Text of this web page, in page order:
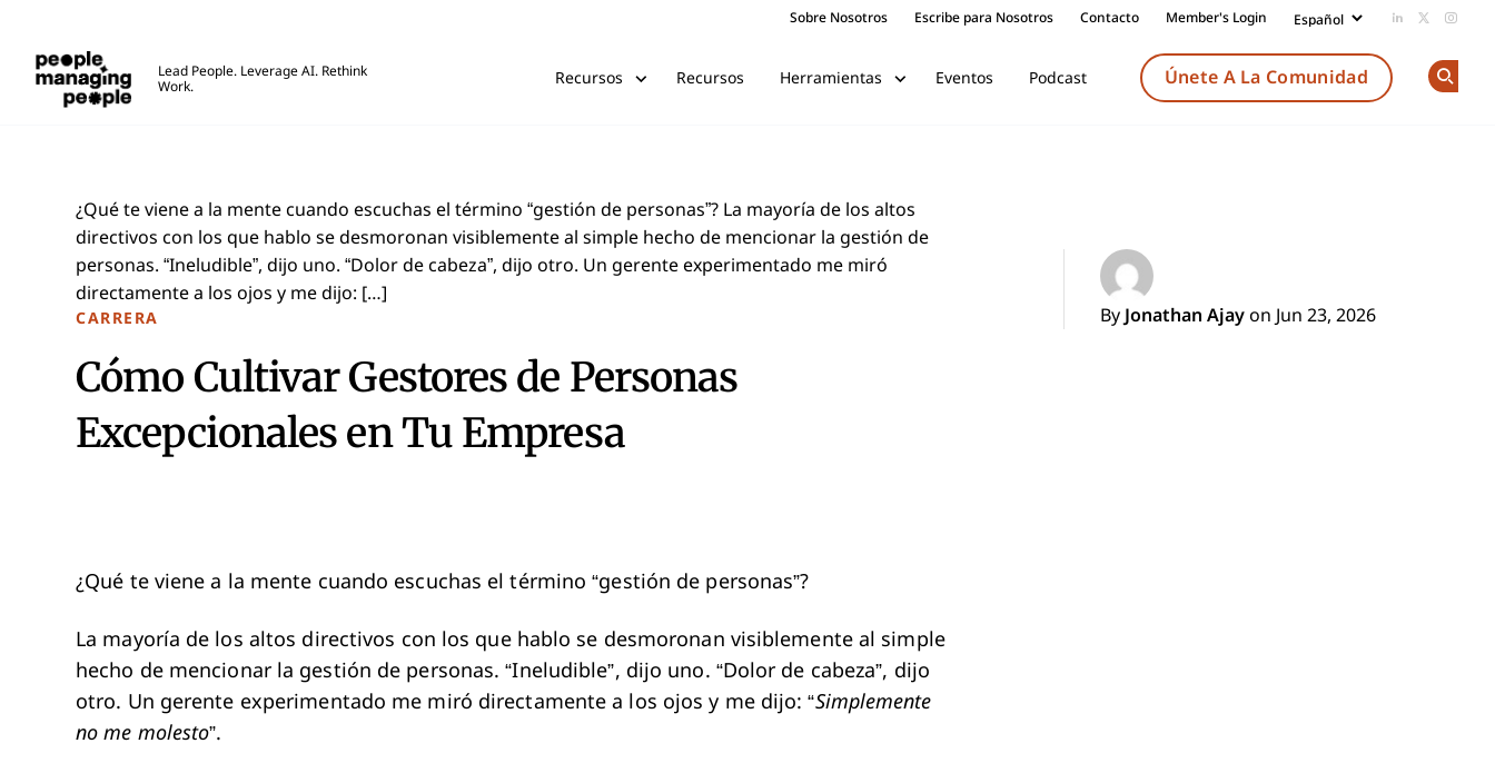
Sobre Nosotros Escribe para Nosotros Contacto Member's Login Add us on
Follow
Lead People. Leverage AI. Rethink
Work.
Recursos Recursos Herramientas Eventos Podcast Únete A La Comunidad
CARRERA
Cómo Cultivar Gestores de Personas
Excepcionales en Tu Empresa
By Jonathan Ajay on Jun 23, 2026
¿Qué te viene a la mente cuando escuchas el término “gestión de personas”? La mayoría de los altos
directivos con los que hablo se desmoronan visiblemente al simple hecho de mencionar la gestión de
personas. “Ineludible”, dijo uno. “Dolor de cabeza”, dijo otro. Un gerente experimentado me miró
directamente a los ojos y me dijo: […]
¿Qué te viene a la mente cuando escuchas el término “gestión de personas”?
La mayoría de los altos directivos con los que hablo se desmoronan visiblemente al simple
hecho de mencionar la gestión de personas. “Ineludible”, dijo uno. “Dolor de cabeza”, dijo
otro. Un gerente experimentado me miró directamente a los ojos y me dijo: “Simplemente
no me molesto”.